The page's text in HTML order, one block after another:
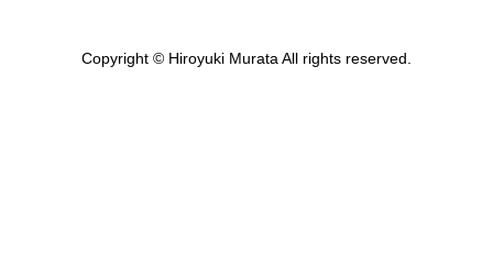
Copyright © Hiroyuki Murata All rights reserved.